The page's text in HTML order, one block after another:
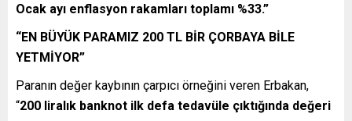
Ocak ayı enflasyon rakamları toplamı %33.”
“EN BÜYÜK PARAMIZ 200 TL BİR ÇORBAYA BİLE
YETMİYOR”
Paranın değer kaybının çarpıcı örneğini veren Erbakan,
“200 liralık banknot ilk defa tedavüle çıktığında değeri